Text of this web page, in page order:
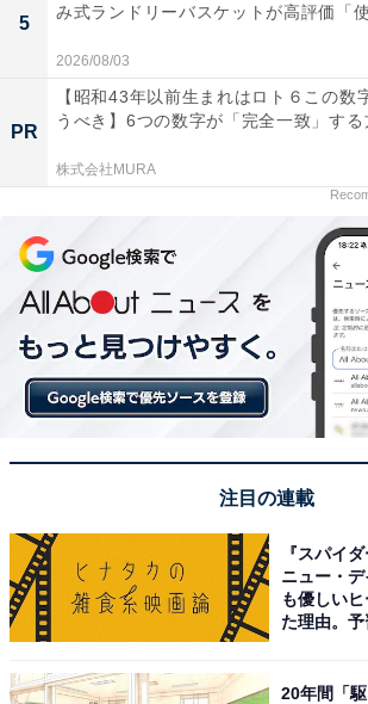
5
み式ランドリーバスケットが高評価「使
2026/08/03
PR
【昭和43年以前生まれはロト６この数
うべき】6つの数字が「完全一致」する
株式会社MURA
注目の連載
『スパイ
ニュー・
も優しい
た理由。予
20年間「